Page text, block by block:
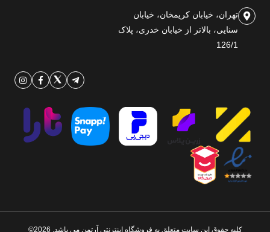
تهران، خیابان کریمخان، خیابان
سنایی، بالاتر از خیابان خدری، پلاک
126/1
کلیه حقوق این سایت متعلق به فروشگاه اینترنتی آرتمن می باشد. 2026©